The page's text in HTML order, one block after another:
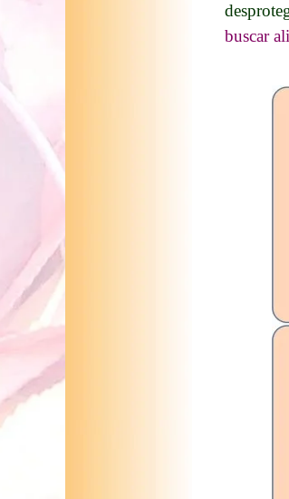
buscar